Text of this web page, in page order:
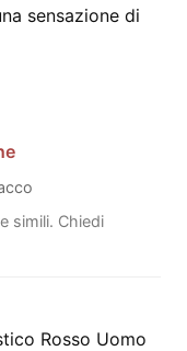
sensazione di
simili. Chiedi
Rosso Uomo